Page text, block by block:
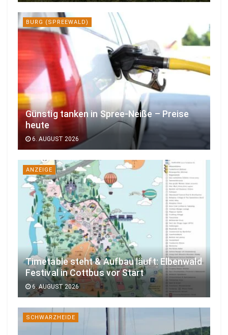
BURG (SPREEWALD)
Günstig tanken in Spree-Neiße – Preise
heute
6. AUGUST 2026
ANZEIGE
Timetable steht & Aufbau läuft: Elbenwald
Festival in Cottbus vor Start
6. AUGUST 2026
SCHWARZHEIDE